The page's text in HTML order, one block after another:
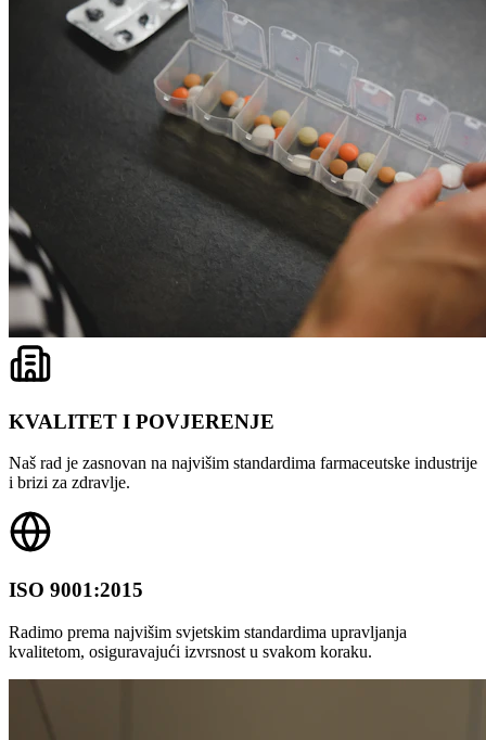
KVALITET I POVJERENJE
Naš rad je zasnovan na najvišim standardima farmaceutske industrije
i brizi za zdravlje.
ISO 9001:2015
Radimo prema najvišim svjetskim standardima upravljanja
kvalitetom, osiguravajući izvrsnost u svakom koraku.